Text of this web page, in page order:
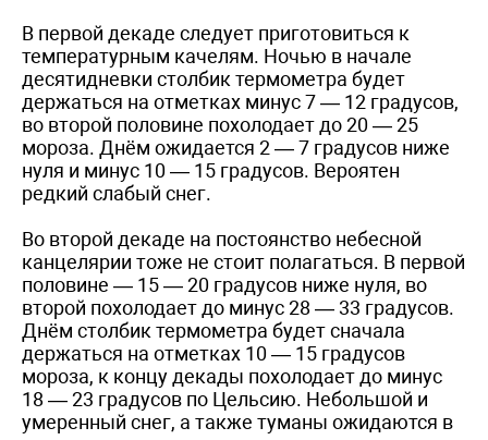
В первой декаде следует приготовиться к
температурным качелям. Ночью в начале
десятидневки столбик термометра будет
держаться на отметках минус 7 — 12 градусов,
во второй половине похолодает до 20 — 25
мороза. Днём ожидается 2 — 7 градусов ниже
нуля и минус 10 — 15 градусов. Вероятен
редкий слабый снег.
Во второй декаде на постоянство небесной
канцелярии тоже не стоит полагаться. В первой
половине — 15 — 20 градусов ниже нуля, во
второй похолодает до минус 28 — 33 градусов.
Днём столбик термометра будет сначала
держаться на отметках 10 — 15 градусов
мороза, к концу декады похолодает до минус
18 — 23 градусов по Цельсию. Небольшой и
умеренный снег, а также туманы ожидаются в